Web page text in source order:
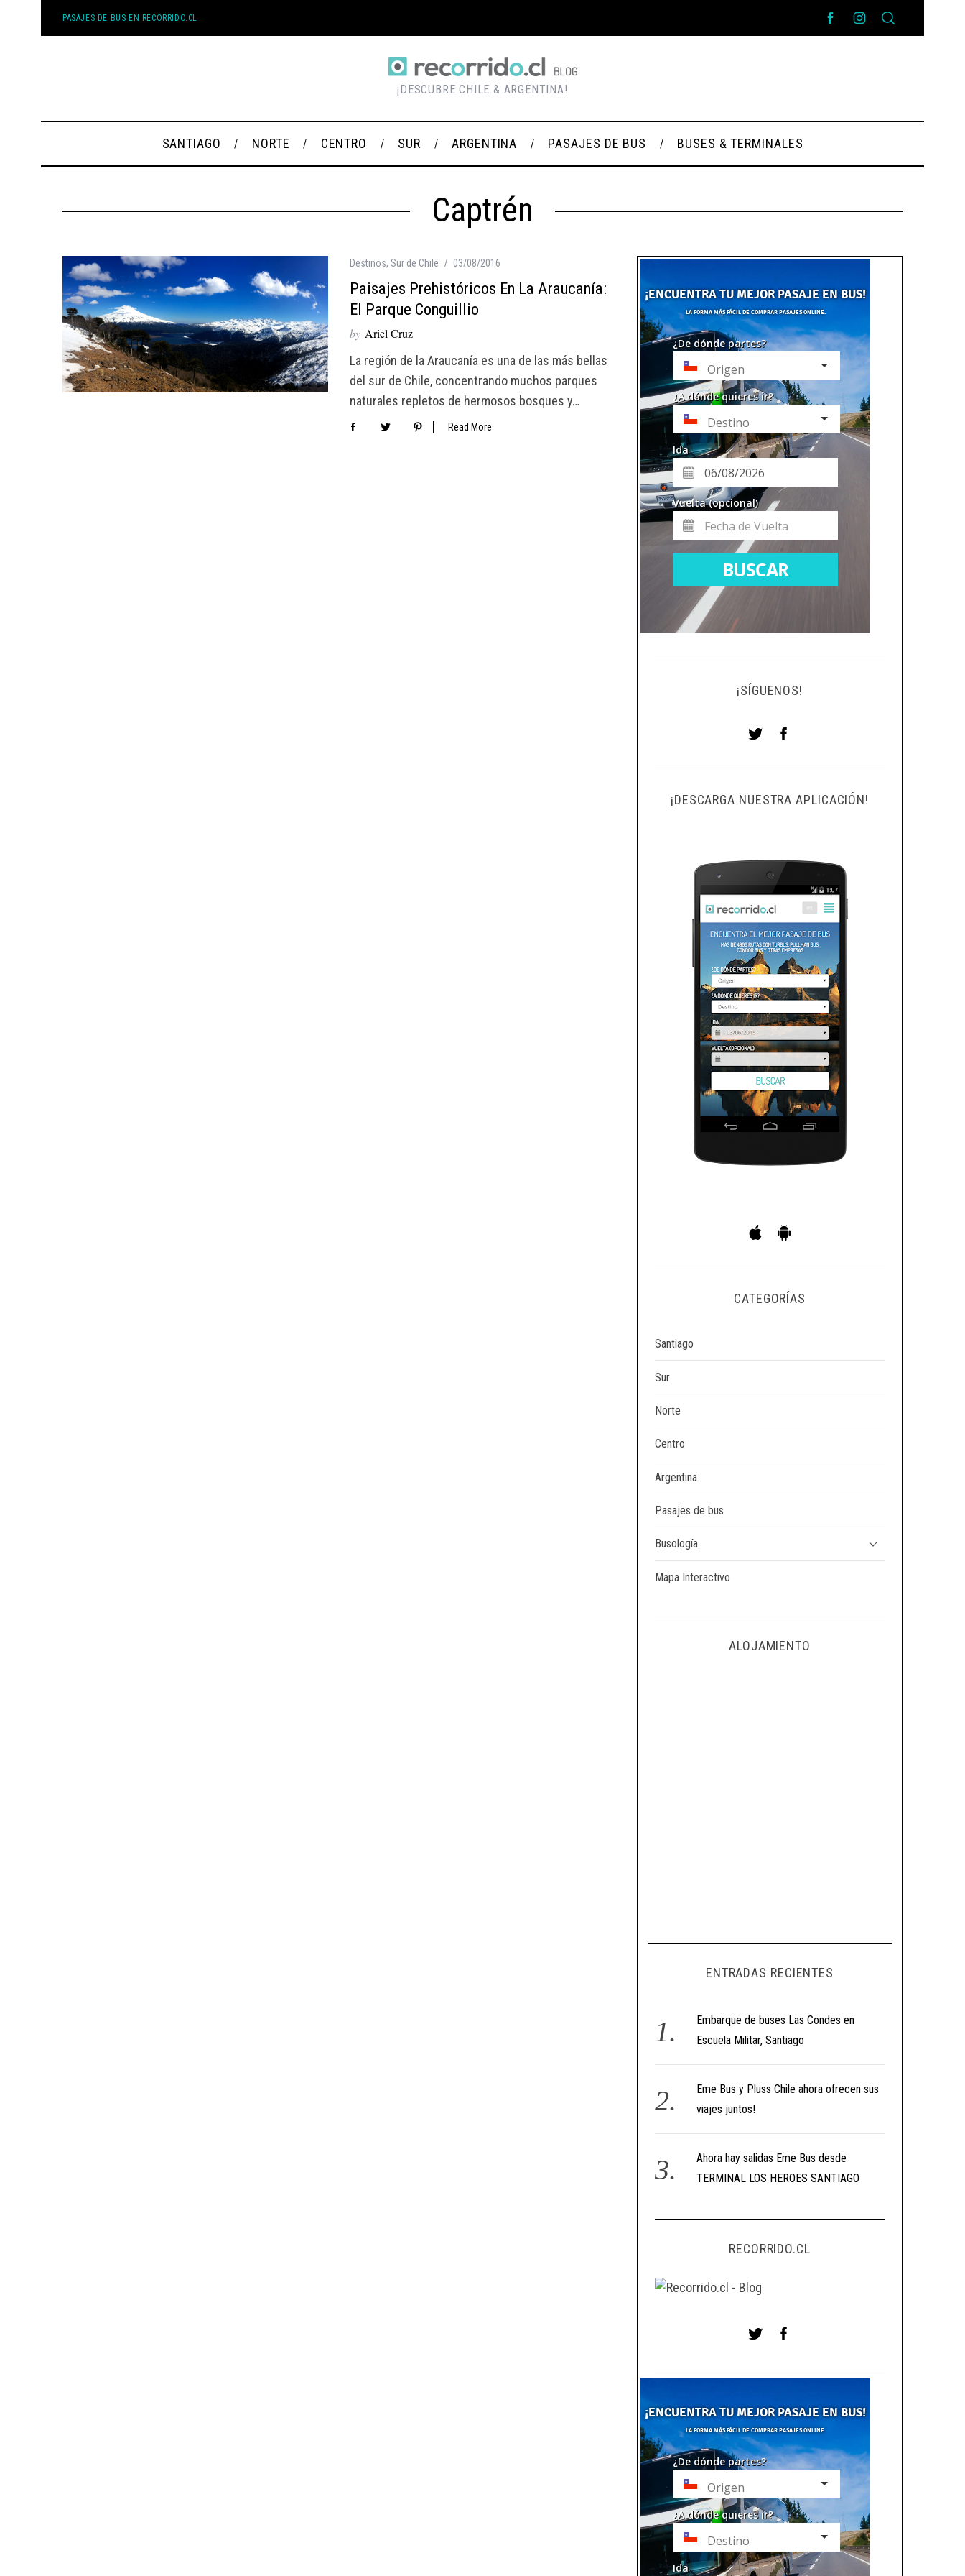
PASAJES DE BUS EN RECORRIDO.CL
¡DESCUBRE CHILE & ARGENTINA!
SANTIAGO NORTE CENTRO SUR ARGENTINA PASAJES DE BUS BUSES & TERMINALES
Captrén
Destinos, Sur de Chile 03/08/2016
Paisajes Prehistóricos En La Araucanía:
El Parque Conguillio
by Ariel Cruz
La región de la Araucanía es una de las más bellas
del sur de Chile, concentrando muchos parques
naturales repletos de hermosos bosques y…
Read More
¡SÍGUENOS!
¡DESCARGA NUESTRA APLICACIÓN!
CATEGORÍAS
Santiago
Sur
Norte
Centro
Argentina
Pasajes de bus
Busología
Mapa Interactivo
ALOJAMIENTO
ENTRADAS RECIENTES
Embarque de buses Las Condes en
Escuela Militar, Santiago
Eme Bus y Pluss Chile ahora ofrecen sus
viajes juntos!
Ahora hay salidas Eme Bus desde
TERMINAL LOS HEROES SANTIAGO
RECORRIDO.CL